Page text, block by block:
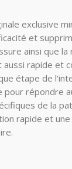
exclusive
et
ainsi que
rapide et
étape de
pour répondre
de la